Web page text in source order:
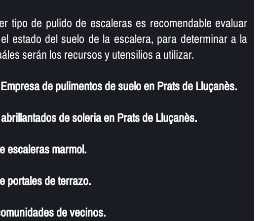
tipo de pulido de escaleras es recomendable evaluar
estado del suelo de la escalera, para determinar a la
serán los recursos y utensilios a utilizar.
Empresa de pulimentos de suelo en Prats de Lluçanès.
de soleria en Prats de Lluçanès.
escaleras marmol.
portales de terrazo.
de vecinos.